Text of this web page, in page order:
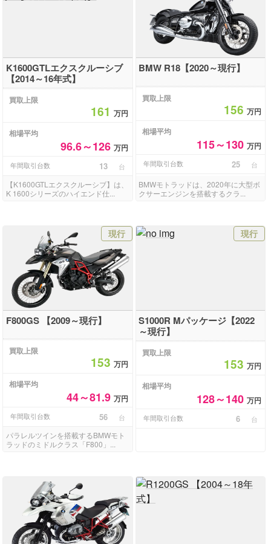
K1600GTLエクスクルーシブ
【2014～16年式】
買取上限
161万円
相場平均
96.6～126万円
年間取引台数 13 台
【K1600GTLエクスクルーシブ】は、
K 1600シリーズのハイエンド仕...
BMW R18【2020～現行】
買取上限
156 万円
相場平均
115～130 万円
年間取引台数 25 台
BMWモトラッドは、2020年に大型ボ
クサーエンジンを搭載するクラ...
現行
F800GS 【2009～現行】
買取上限
153万円
相場平均
44～81.9万円
年間取引台数 56 台
パラレルツインを搭載するBMWモト
ラッドのミドルクラス「F800」...
現行
S1000R Mパッケージ【2022
～現行】
買取上限
153 万円
相場平均
128～140 万円
年間取引台数 6 台